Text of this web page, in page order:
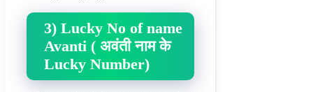
3) Lucky No of name
Avanti ( अवंती नाम के
Lucky Number)